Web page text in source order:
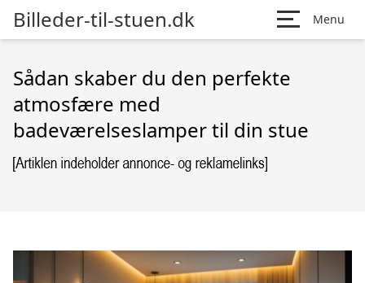
Billeder-til-stuen.dk Menu
Sådan skaber du den perfekte
atmosfære med
badeværelseslamper til din stue